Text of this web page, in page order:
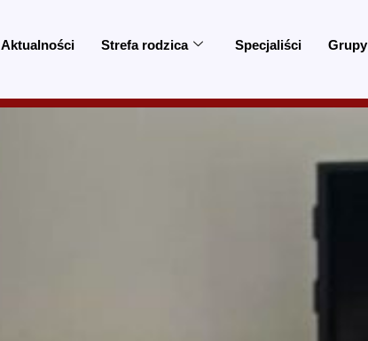
Aktualności Strefa rodzica Specjaliści Grupy